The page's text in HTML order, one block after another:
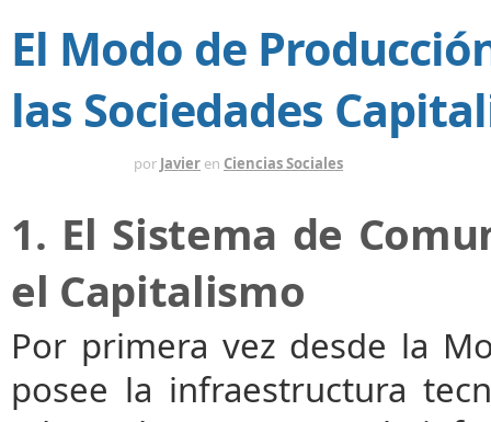
El Modo de
las Sociedades
por Javier en Ciencias Sociales
1. El Sistema de
el Capitalismo
Por primera vez desde la
posee la infraestructura